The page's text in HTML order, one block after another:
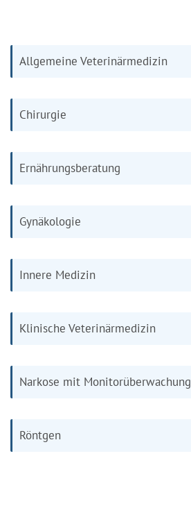
Allgemeine Veterinärmedizin
Chirurgie
Ernährungsberatung
Gynäkologie
Innere Medizin
Klinische Veterinärmedizin
Narkose mit Monitorüberwachung
Röntgen